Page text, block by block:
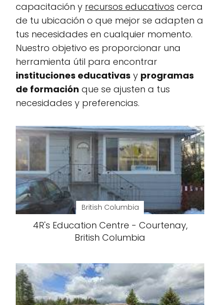
capacitación y recursos educativos cerca
de tu ubicación o que mejor se adapten a
tus necesidades en cualquier momento.
Nuestro objetivo es proporcionar una
herramienta útil para encontrar
instituciones educativas y programas
de formación que se ajusten a tus
necesidades y preferencias.
British Columbia
4R's Education Centre - Courtenay,
British Columbia